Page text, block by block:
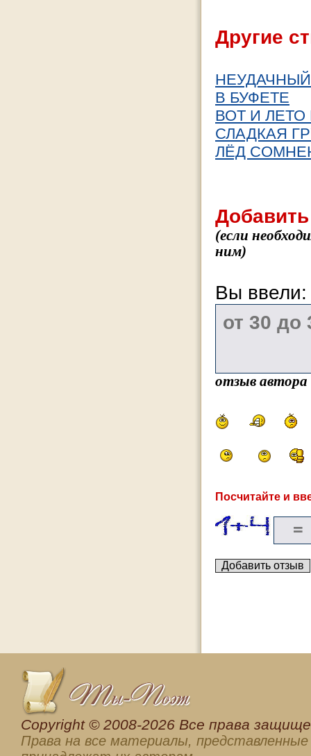
Другие
В БУФЕТЕ
ВОТ И
СЛАДКАЯ
ЛЁД
(если
ним)
Вы
отзыв
Посчитайте и
Сopyright © 2008-2026 Все права
Права на все материалы, представленные